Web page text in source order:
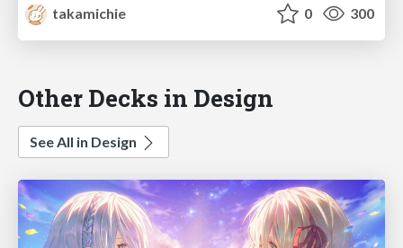
takamichie
0 300
Other Decks in Design
See All in Design